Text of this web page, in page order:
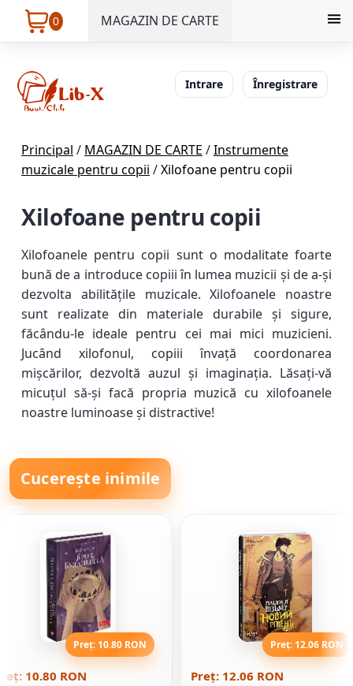
0 MAGAZIN DE CARTE
Intrare Înregistrare
Principal / MAGAZIN DE CARTE /Instrumente
muzicale pentru copii /Xilofoane pentru copii
Xilofoane pentru copii
Xilofoanele pentru copii sunt o modalitate foarte
bună de a introduce copiii în lumea muzicii și de a-și
dezvolta abilitățile muzicale. Xilofoanele noastre
sunt realizate din materiale durabile și sigure,
făcându-le ideale pentru cei mai mici muzicieni.
Jucând xilofonul, copiii învață coordonarea
mișcărilor, dezvoltă auzul și imaginația. Lăsați-vă
micuțul să-și facă propria muzică cu xilofoanele
noastre luminoase și distractive!
Cucerește inimile
Preț: 10.80 RON
10.80 RON
Preț: 12.06 RON
Preț: 12.06 RON